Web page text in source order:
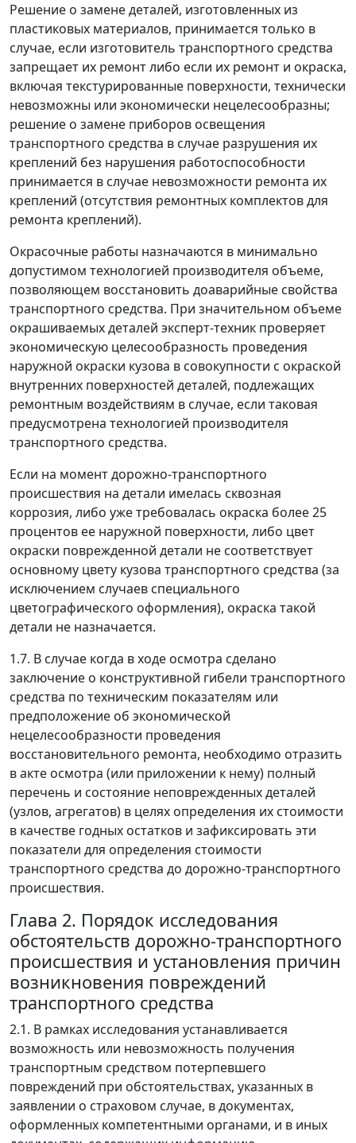
Решение о замене деталей, изготовленных из
пластиковых материалов, принимается только в
случае, если изготовитель транспортного средства
запрещает их ремонт либо если их ремонт и окраска,
включая текстурированные поверхности, технически
невозможны или экономически нецелесообразны;
решение о замене приборов освещения
транспортного средства в случае разрушения их
креплений без нарушения работоспособности
принимается в случае невозможности ремонта их
креплений (отсутствия ремонтных комплектов для
ремонта креплений).
Окрасочные работы назначаются в минимально
допустимом технологией производителя объеме,
позволяющем восстановить доаварийные свойства
транспортного средства. При значительном объеме
окрашиваемых деталей эксперт-техник проверяет
экономическую целесообразность проведения
наружной окраски кузова в совокупности с окраской
внутренних поверхностей деталей, подлежащих
ремонтным воздействиям в случае, если таковая
предусмотрена технологией производителя
транспортного средства.
Если на момент дорожно-транспортного
происшествия на детали имелась сквозная
коррозия, либо уже требовалась окраска более 25
процентов ее наружной поверхности, либо цвет
окраски поврежденной детали не соответствует
основному цвету кузова транспортного средства (за
исключением случаев специального
цветографического оформления), окраска такой
детали не назначается.
1.7. В случае когда в ходе осмотра сделано
заключение о конструктивной гибели транспортного
средства по техническим показателям или
предположение об экономической
нецелесообразности проведения
восстановительного ремонта, необходимо отразить
в акте осмотра (или приложении к нему) полный
перечень и состояние неповрежденных деталей
(узлов, агрегатов) в целях определения их стоимости
в качестве годных остатков и зафиксировать эти
показатели для определения стоимости
транспортного средства до дорожно-транспортного
происшествия.
Глава 2. Порядок исследования
обстоятельств дорожно-транспортного
происшествия и установления причин
возникновения повреждений
транспортного средства
2.1. В рамках исследования устанавливается
возможность или невозможность получения
транспортным средством потерпевшего
повреждений при обстоятельствах, указанных в
заявлении о страховом случае, в документах,
оформленных компетентными органами, и в иных